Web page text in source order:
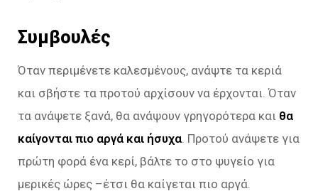
Συμβουλές
Όταν περιμένετε καλεσμένους, ανάψτε τα κεριά
και σβήστε τα προτού αρχίσουν να έρχονται. Όταν
τα ανάψετε ξανά, θα ανάψουν γρηγορότερα και θα
καίγονται πιο αργά και ήσυχα. Προτού ανάψετε για
πρώτη φορά ένα κερί, βάλτε το στο ψυγείο για
μερικές ώρες –έτσι θα καίγεται πιο αργά.